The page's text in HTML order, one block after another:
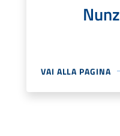
VAI ALLA PAGINA